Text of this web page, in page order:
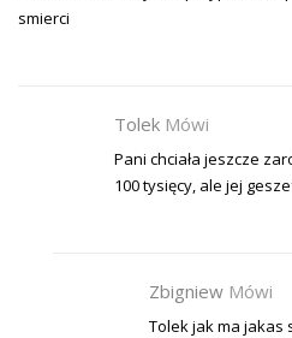
smierci
Tolek Mówi
Pani chciała jeszcze
100 tysięcy, ale jej
Zbigniew Mówi
Tolek jak ma jakas